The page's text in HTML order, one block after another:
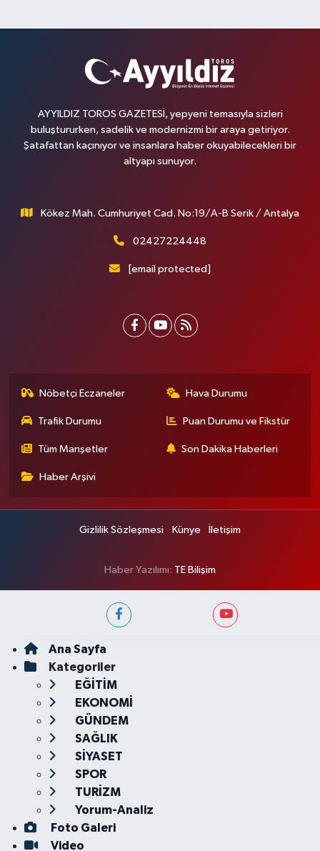
AYYILDIZ TOROS GAZETESİ, yepyeni temasıyla sizleri
buluştururken, sadelik ve modernizmi bir araya getiriyor.
Şatafattan kaçınıyor ve insanlara haber okuyabilecekleri bir
altyapı sunuyor.
Kökez Mah. Cumhuriyet Cad. No:19/A-B Serik / Antalya
02427224448
[email protected]
Nöbetçi Eczaneler Hava Durumu
Trafik Durumu Puan Durumu ve Fikstür
Tüm Manşetler Son Dakika Haberleri
Haber Arşivi
Gizlilik Sözleşmesi Künye İletişim
Haber Yazılımı: TE Bilişim
Ana Sayfa
Kategoriler
EĞİTİM
EKONOMİ
GÜNDEM
SAĞLIK
SİYASET
SPOR
TURİZM
Yorum-Analiz
Foto Galeri
Video